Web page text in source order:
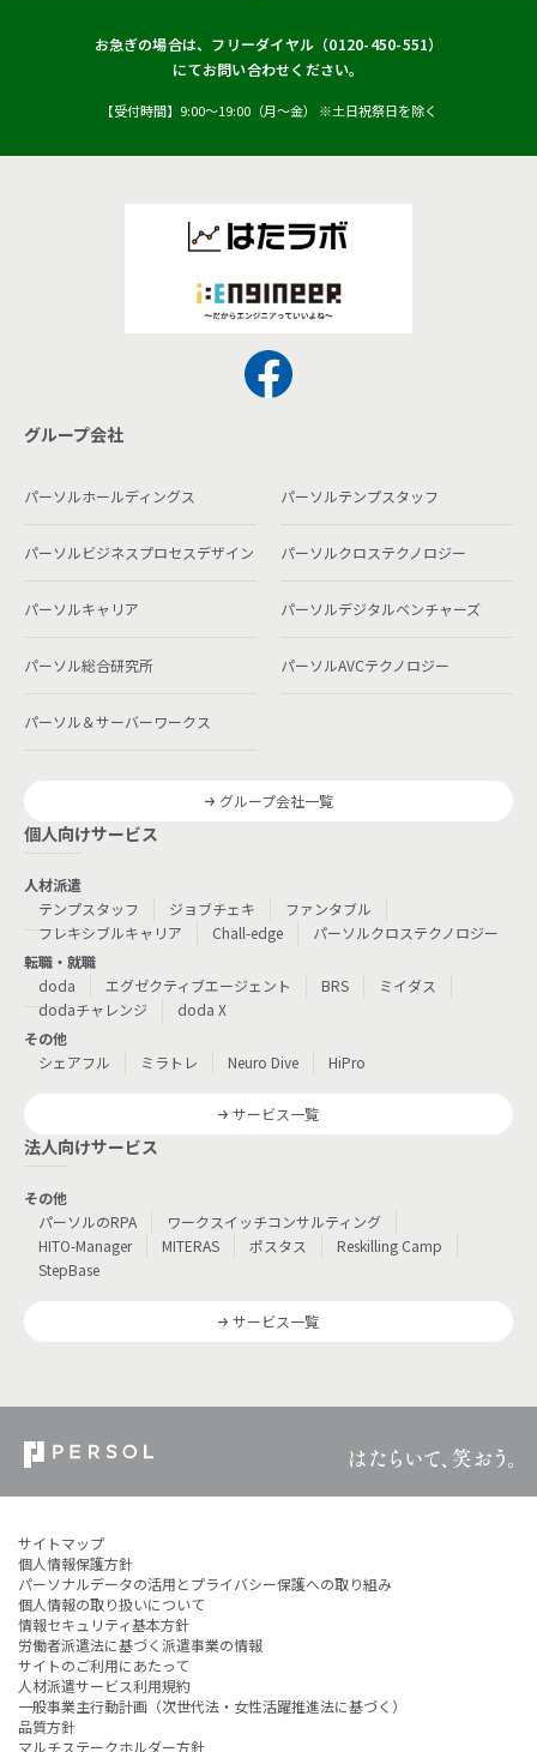
お急ぎの場合は、フリーダイヤル（0120-450-551）
にてお問い合わせください。
【受付時間】9:00〜19:00（月〜金） ※土日祝祭日を除く
グループ会社
パーソルホールディングス パーソルテンプスタッフ
パーソルビジネスプロセスデザイン パーソルクロステクノロジー
パーソルキャリア パーソルデジタルベンチャーズ
パーソル総合研究所 パーソルAVCテクノロジー
パーソル＆サーバーワークス
グループ会社一覧
個人向けサービス
人材派遣
テンプスタッフ
ジョブチェキ
ファンタブル
フレキシブルキャリア
Chall-edge
パーソルクロステクノロジー
転職・就職
doda
エグゼクティブエージェント BRS
ミイダス
dodaチャレンジ
doda X
その他
シェアフル
ミラトレ Neuro Dive HiPro
サービス一覧
法人向けサービス
その他
パーソルのRPA
ワークスイッチコンサルティング
HITO-Manager
MITERAS ポスタス
Reskilling Camp
StepBase
サービス一覧
サイトマップ
個人情報保護方針
パーソナルデータの活用とプライバシー保護への取り組み
個人情報の取り扱いについて
情報セキュリティ基本方針
労働者派遣法に基づく派遣事業の情報
サイトのご利用にあたって
人材派遣サービス利用規約
一般事業主行動計画（次世代法・女性活躍推進法に基づく）
品質方針
マルチステークホルダー方針